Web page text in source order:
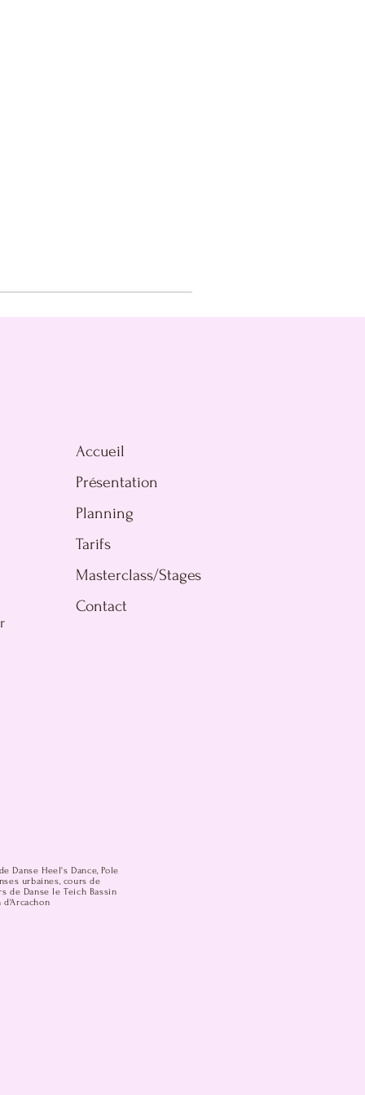
Accueil
Présentation
Planning
Tarifs
Masterclass/Stages
Contact
Danse Heel's Dance, Pole
urbaines, cours de
de Danse le Teich Bassin
d'Arcachon